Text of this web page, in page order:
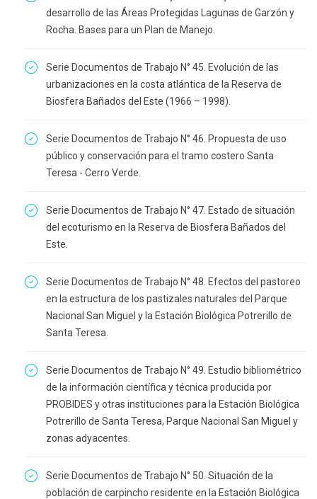
desarrollo de las Áreas Protegidas Lagunas de Garzón y
Rocha. Bases para un Plan de Manejo.
Serie Documentos de Trabajo N° 45. Evolución de las
urbanizaciones en la costa atlántica de la Reserva de
Biosfera Bañados del Este (1966 – 1998).
Serie Documentos de Trabajo N° 46. Propuesta de uso
público y conservación para el tramo costero Santa
Teresa - Cerro Verde.
Serie Documentos de Trabajo N° 47. Estado de situación
del ecoturismo en la Reserva de Biosfera Bañados del
Este.
Serie Documentos de Trabajo N° 48. Efectos del pastoreo
en la estructura de los pastizales naturales del Parque
Nacional San Miguel y la Estación Biológica Potrerillo de
Santa Teresa.
Serie Documentos de Trabajo N° 49. Estudio bibliométrico
de la información científica y técnica producida por
PROBIDES y otras instituciones para la Estación Biológica
Potrerillo de Santa Teresa, Parque Nacional San Miguel y
zonas adyacentes.
Serie Documentos de Trabajo N° 50. Situación de la
población de carpincho residente en la Estación Biológica